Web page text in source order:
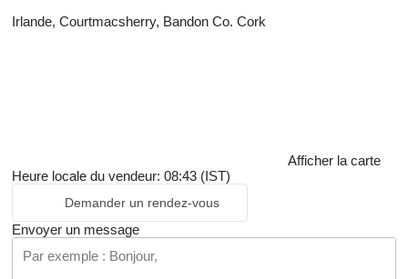
Irlande, Courtmacsherry, Bandon Co. Cork
Afficher la carte
Heure locale du vendeur: 08:43 (IST)
Demander un rendez-vous
Envoyer un message